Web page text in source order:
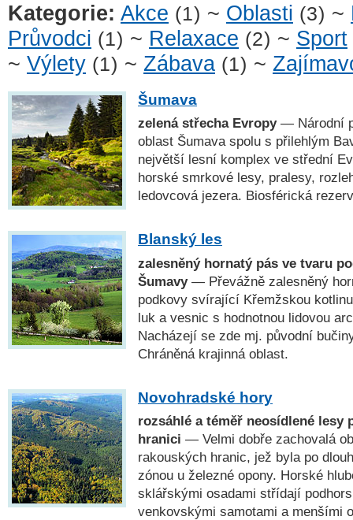
Kategorie: Akce (1) ~ Oblasti (3) ~
Průvodci (1) ~ Relaxace (2) ~ Sport
~ Výlety (1) ~ Zábava (1) ~
Šumava
zelená střecha Evropy— Národní
oblast Šumava spolu s přilehlým
největší lesní komplex ve střední
horské smrkové lesy, pralesy,
ledovcová jezera. Biosférická
Blanský les
zalesněný hornatý pás ve tvaru
Šumavy— Převážně zalesněný
podkovy svírající Křemžskou
luk a vesnic s hodnotnou lidovou
Nacházejí se zde mj. původní
Chráněná krajinná oblast.
Novohradské hory
rozsáhlé a téměř neosídlené lesy
hranici — Velmi dobře zachovalá
rakouských hranic, jež byla po
zónou u železné opony. Horské
sklářskými osadami střídají
venkovskými samotami a menšími